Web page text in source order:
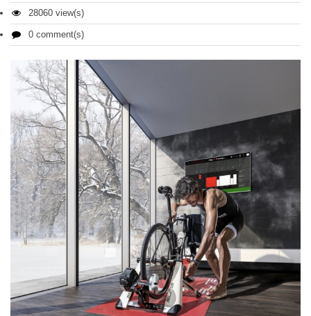
28060 view(s)
0 comment(s)